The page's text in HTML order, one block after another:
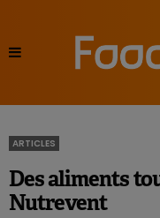
ARTICLES
Des aliments
Nutrevent